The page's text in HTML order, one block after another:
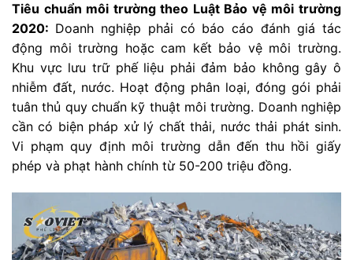
Tiêu chuẩn môi trường theo Luật Bảo vệ môi trường
2020: Doanh nghiệp phải có báo cáo đánh giá tác
động môi trường hoặc cam kết bảo vệ môi trường.
Khu vực lưu trữ phế liệu phải đảm bảo không gây ô
nhiễm đất, nước. Hoạt động phân loại, đóng gói phải
tuân thủ quy chuẩn kỹ thuật môi trường. Doanh nghiệp
cần có biện pháp xử lý chất thải, nước thải phát sinh.
Vi phạm quy định môi trường dẫn đến thu hồi giấy
phép và phạt hành chính từ 50-200 triệu đồng.